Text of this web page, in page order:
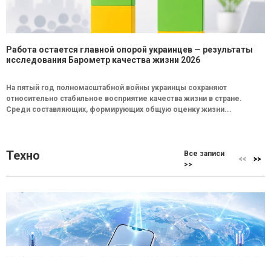
Работа остается главной опорой украинцев — результаты
исследования Барометр качества жизни 2026
На пятый год полномасштабной войны украинцы сохраняют
относительно стабильное восприятие качества жизни в стране.
Среди составляющих, формирующих общую оценку жизни...
Техно
Все записи
>>